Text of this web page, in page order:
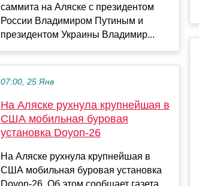
саммита на Аляске с президентом
России Владимиром Путиным и
президентом Украины Владимир...
07:00, 25 Янв
На Аляске рухнула крупнейшая в
США мобильная буровая
установка Doyon-26
На Аляске рухнула крупнейшая в
США мобильная буровая установка
Doyon-26. Об этом сообщает газета